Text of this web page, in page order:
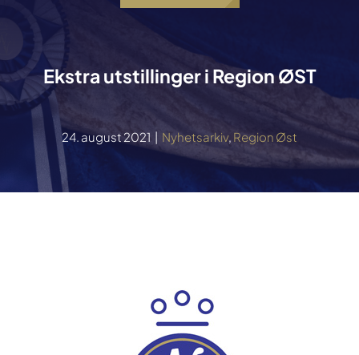
Ekstra utstillinger i Region ØST
24. august 2021 | Nyhetsarkiv, Region Øst